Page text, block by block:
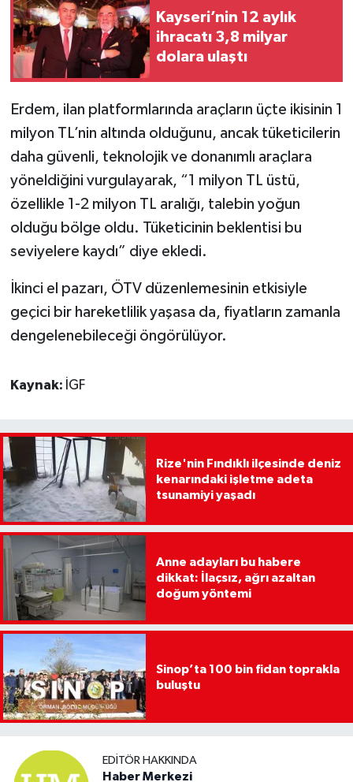
Kayseri’nin 12 aylık
ihracatı 3,8 milyar
dolara ulaştı
Erdem, ilan platformlarında araçların üçte ikisinin 1
milyon TL’nin altında olduğunu, ancak tüketicilerin
daha güvenli, teknolojik ve donanımlı araçlara
yöneldiğini vurgulayarak, “1 milyon TL üstü,
özellikle 1-2 milyon TL aralığı, talebin yoğun
olduğu bölge oldu. Tüketicinin beklentisi bu
seviyelere kaydı” diye ekledi.
İkinci el pazarı, ÖTV düzenlemesinin etkisiyle
geçici bir hareketlilik yaşasa da, fiyatların zamanla
dengelenebileceği öngörülüyor.
Kaynak: İGF
Rize'nin Fındıklı ilçesinde deniz
kenarındaki işletme adeta
tsunamiyi yaşadı
Anne adayları bu habere
dikkat: İlaçsız, ağrı azaltan
doğum yöntemi
Sinop’ta 100 bin fidan toprakla
buluştu
EDITÖR HAKKINDA
Haber Merkezi